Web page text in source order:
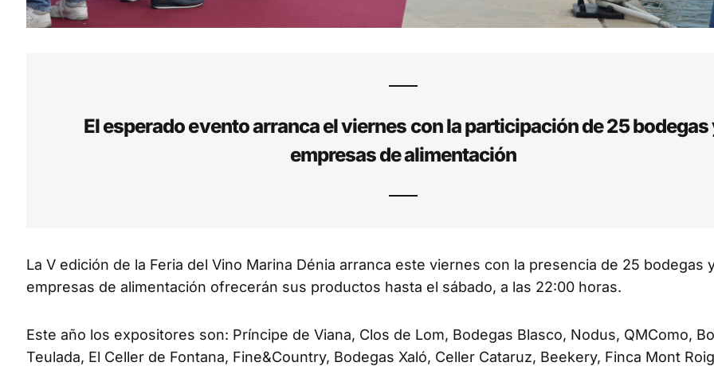
El esperado evento arranca el viernes con la participación de 25 bodegas
empresas de alimentación
La V edición de la Feria del Vino Marina Dénia arranca este viernes con la presencia de 25 bodegas
empresas de alimentación ofrecerán sus productos hasta el sábado, a las 22:00 horas.
Este año los expositores son: Príncipe de Viana, Clos de Lom, Bodegas Blasco, Nodus, QMComo,
Teulada, El Celler de Fontana, Fine&Country, Bodegas Xaló, Celler Cataruz, Beekery, Finca Mont